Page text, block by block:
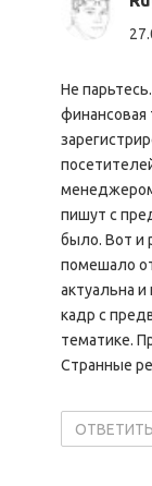
Не
финансовая
пишут с
было. Вот и
помешало
актуальна
кадр с
тематике.
Странные
ОТВЕТИТЬ